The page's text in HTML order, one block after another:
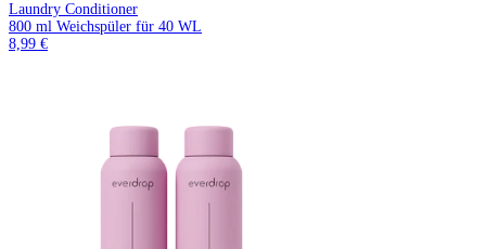
Laundry Conditioner
800 ml Weichspüler für 40 WL
8,99 €